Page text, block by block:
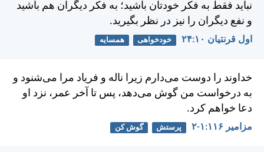
نبايد فقط به فكر خودتان باشيد؛ به فكر ديگران هم باشيد
و نفع ديگران را نيز در نظر بگيريد.
اول قرنتیان ۱۰:‏۲۴ خودخواهی همسایه
خداوند را دوست می‌دارم زيرا ناله و فرياد مرا می‌شنود و
به درخواست من گوش می‌دهد، پس تا آخر عمر، نزد او
دعا خواهم كرد.
مزامير ۱۱۶:‏۱-‏۲ پرستش گوش کن